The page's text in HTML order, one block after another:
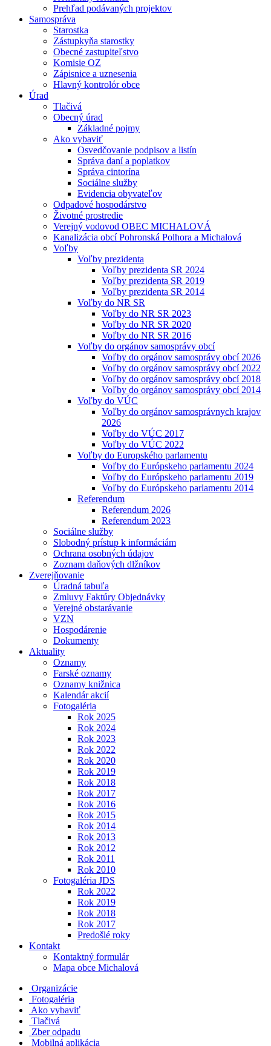
Prehľad podávaných projektov
Samospráva
Starostka
Zástupkyňa starostky
Obecné zastupiteľstvo
Komisie OZ
Zápisnice a uznesenia
Hlavný kontrolór obce
Úrad
Tlačivá
Obecný úrad
Základné pojmy
Ako vybaviť
Osvedčovanie podpisov a listín
Správa daní a poplatkov
Správa cintorína
Sociálne služby
Evidencia obyvateľov
Odpadové hospodárstvo
Životné prostredie
Verejný vodovod OBEC MICHALOVÁ
Kanalizácia obcí Pohronská Polhora a Michalová
Voľby
Voľby prezidenta
Voľby prezidenta SR 2024
Voľby prezidenta SR 2019
Voľby prezidenta SR 2014
Voľby do NR SR
Voľby do NR SR 2023
Voľby do NR SR 2020
Voľby do NR SR 2016
Voľby do orgánov samosprávy obcí
Voľby do orgánov samosprávy obcí 2026
Voľby do orgánov samosprávy obcí 2022
Voľby do orgánov samosprávy obcí 2018
Voľby do orgánov samosprávy obcí 2014
Voľby do VÚC
Voľby do orgánov samosprávnych krajov
2026
Voľby do VÚC 2017
Voľby do VÚC 2022
Voľby do Europského parlamentu
Voľby do Európskeho parlamentu 2024
Voľby do Európskeho parlamentu 2019
Voľby do Európskeho parlamentu 2014
Referendum
Referendum 2026
Referendum 2023
Sociálne služby
Slobodný prístup k informáciám
Ochrana osobných údajov
Zoznam daňových dlžníkov
Zverejňovanie
Úradná tabuľa
Zmluvy Faktúry Objednávky
Verejné obstarávanie
VZN
Hospodárenie
Dokumenty
Aktuality
Oznamy
Farské oznamy
Oznamy knižnica
Kalendár akcií
Fotogaléria
Rok 2025
Rok 2024
Rok 2023
Rok 2022
Rok 2020
Rok 2019
Rok 2018
Rok 2017
Rok 2016
Rok 2015
Rok 2014
Rok 2013
Rok 2012
Rok 2011
Rok 2010
Fotogaléria JDS
Rok 2022
Rok 2019
Rok 2018
Rok 2017
Predošlé roky
Kontakt
Kontaktný formulár
Mapa obce Michalová
Organizácie
Fotogaléria
Ako vybaviť
Tlačivá
Zber odpadu
Mobilná aplikácia